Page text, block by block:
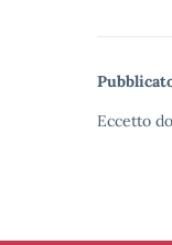
Eccetto